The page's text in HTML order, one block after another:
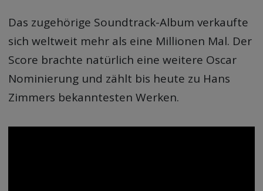
Das zugehörige Soundtrack-Album verkaufte
sich weltweit mehr als eine Millionen Mal. Der
Score brachte natürlich eine weitere Oscar
Nominierung und zählt bis heute zu Hans
Zimmers bekanntesten Werken.